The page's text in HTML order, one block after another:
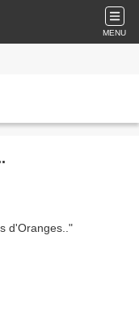
MENU